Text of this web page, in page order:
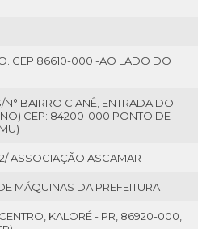
CEP 86610-000 -AO LADO DO
BAIRRO CIANÊ, ENTRADA DO
CEP: 84200-000 PONTO DE
ASSOCIAÇÃO ASCAMAR
MÁQUINAS DA PREFEITURA
KALORÉ - PR, 86920-000,